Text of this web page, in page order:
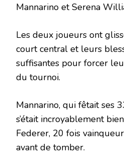
Mannarino et Serena
Les deux joueurs ont
court central et leurs
suffisantes pour forcer
du tournoi.
Mannarino, qui fêtait ses
s’était incroyablement
Federer, 20 fois
avant de tomber.